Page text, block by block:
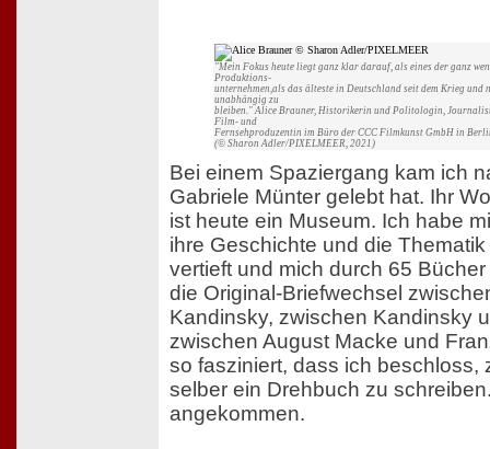
"Mein Fokus heute liegt ganz klar darauf, als eines der ganz
Produktions-
unternehmen,als das älteste in Deutschland seit dem Krieg und
unabhängig zu
bleiben." Alice Brauner, Historikerin und Politologin,
Film- und
Fernsehproduzentin im Büro der CCC Filmkunst GmbH in
(© Sharon Adler/PIXELMEER, 2021)
Bei einem Spaziergang kam ich
Gabriele Münter gelebt hat. Ihr
ist heute ein Museum. Ich habe
ihre Geschichte und die
vertieft und mich durch 65
die Original-Briefwechsel
Kandinsky, zwischen Kandinsky
zwischen August Macke und
so fasziniert, dass ich beschloss,
selber ein Drehbuch zu
angekommen.